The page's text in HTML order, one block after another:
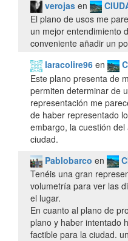
verojas en
El plano de usos me
un mejor entendimiento
conveniente añadir un
laracolire96 en
Este plano presenta de
permiten determinar de
representación me
de haber representado
embargo, la cuestión
ciudad.
Pablobarco en
Tenéis una gran
volumetría para ver las
el lugar.
En cuanto al plano de
plano y haber intentado
factible para la ciudad.